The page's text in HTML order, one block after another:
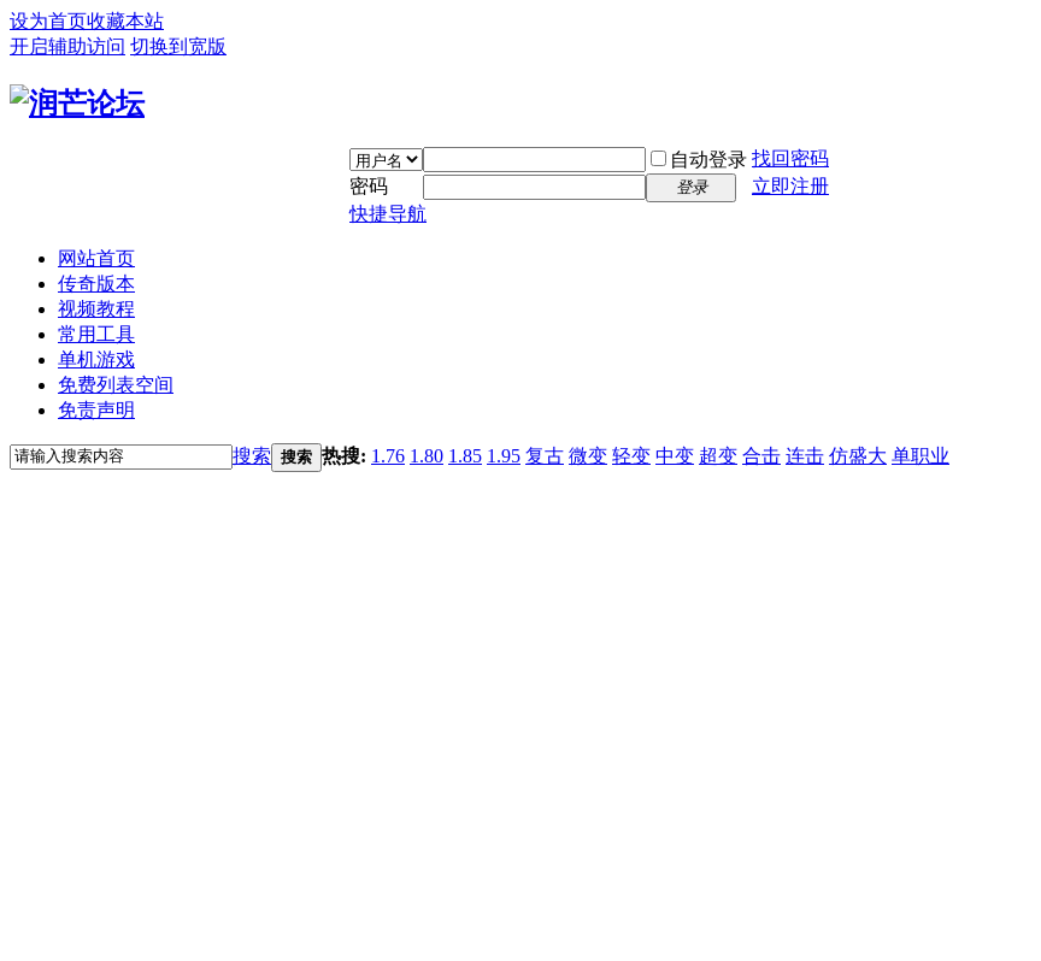
设为首页收藏本站
开启辅助访问 切换到宽版
自动登录 找回密码
密码
登录
立即注册
快捷导航
网站首页
传奇版本
视频教程
常用工具
单机游戏
免费列表空间
免责声明
搜索 搜索 热搜: 1.76 1.80 1.85 1.95 复古 微变 轻变 中变 超变 合击 连击 仿盛大 单职业